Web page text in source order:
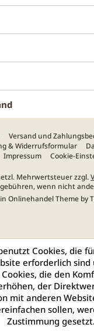
Versand und
& Widerrufsformular
Impressum Cookie-
Mehrwertsteuer zzgl.
wenn nicht
Onlinehandel Theme by
Cookies, die
erforderlich
die den
der
mit anderen
sollen,
Zustimmung gesetzt.